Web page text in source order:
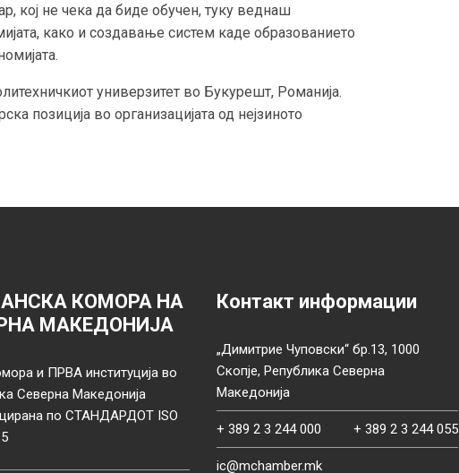
кој не чека да биде обучен, туку веднаш
како и создавање систем каде образованието
универзитет во Букурешт, Романија.
позиција во организацијата од нејзиното
КОМОРА НА
МАКЕДОНИЈА
и ПРВА институција во
Северна Македонија
по СТАНДАРДОТ ISO
Контакт информации
„Димитрие Чуповски“ бр.13, 1000
Скопје, Република Северна
Македонија
+ 389 2 3 244 000 + 389 2 3 244 055
ic@mchamber.mk